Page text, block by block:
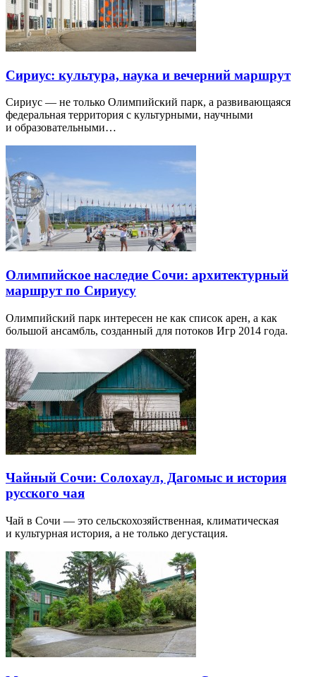
Сириус: культура, наука и вечерний маршрут
Сириус — не только Олимпийский парк, а развивающаяся
федеральная территория с культурными, научными
и образовательными…
Олимпийское наследие Сочи: архитектурный
маршрут по Сириусу
Олимпийский парк интересен не как список арен, а как
большой ансамбль, созданный для потоков Игр 2014 года.
Чайный Сочи: Солохаул, Дагомыс и история
русского чая
Чай в Сочи — это сельскохозяйственная, климатическая
и культурная история, а не только дегустация.